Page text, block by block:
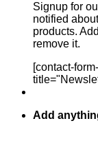
Signup for
notified
products.
remove it.
[contact-
Add